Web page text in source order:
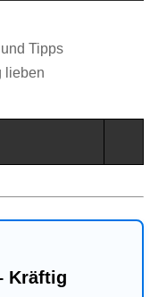
Tipps
lieben
Kräftig